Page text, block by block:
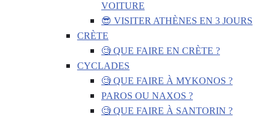
VOITURE
😎 VISITER ATHÈNES EN 3 JOURS
CRÈTE
🧐 QUE FAIRE EN CRÈTE ?
CYCLADES
🧐 QUE FAIRE À MYKONOS ?
PAROS OU NAXOS ?
🧐 QUE FAIRE À SANTORIN ?